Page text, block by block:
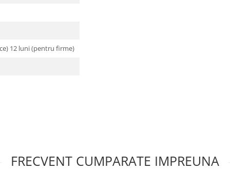
12 luni (pentru firme)
FRECVENT CUMPARATE IMPREUNA